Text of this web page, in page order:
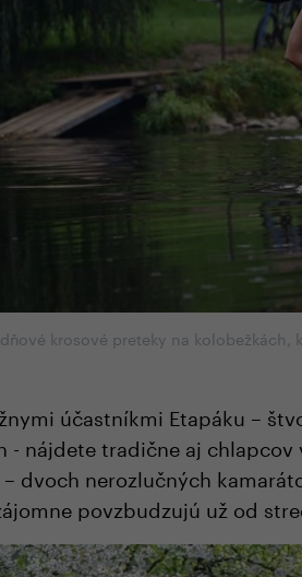
krosové preteky na
účastníkmi Etapáku –
- nájdete tradične aj chlapcov
– dvoch nerozlučných
povzbudzujú už od